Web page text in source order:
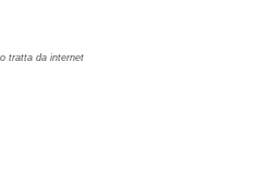
tratta da internet